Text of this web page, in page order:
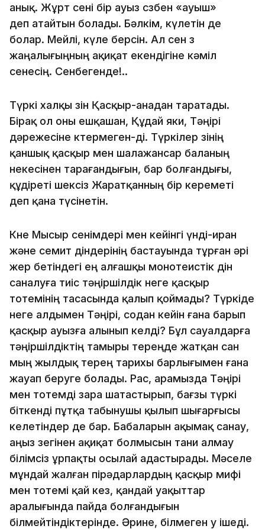
анық. Жұрт сенi бiр ауыз сөзбен «ауыш»
деп атайтын болады. Бәлкiм, күлетiн де
болар. Мейлi, күле берсiн. Ал сен өз
жаңалығыңның ақиқат екендiгiне кәмiл
сенесiң. Сенбегенде!..
Түркi халқы өзiн Қасқыр-анадан таратады.
Бiрақ ол оны ешқашан, Құдай яки, Тәңiрi
дәрежесiне көтермеген-дi. Түркiлер өзiнiң
қаншық қасқыр мен шалажансар баланың
некесiнен тарағандығын, бар бол­ғандығы,
құдiретi шексiз Жаратқанның бiр кереметi
деп қана түсiнетiн.
Көне Мысыр сенiмдерi мен кейiнгi үндi-иран
және семит дiндерiнiң бастауында тұрған әрi
жер бетiндегi ең алғашқы монотеистiк дiн
саналуға тиiс тәңiршiлдiк неге қасқыр
тотемiнiң тасасында қалып қоймады? Түркiде
неге алдымен Тәңiрi, содан кейiн ғана барып
қасқыр ауызға алынып келдi? Бұл сауалдарға
тәңiршiлдiктiң тамыры тереңде жатқан сан
мың жылдық терең тарихы барлығымен ғана
жауап беруге болады. Рас, арамызда Тәңiрi
мен тотемдi өзара шатастырып, бағзы түркi
бiткендi пұтқа табынушы қылып шығарғысы
келетiндер де бар. Бабаларын ақымақ санау,
аңыз өзегiнен ақиқат бол­­­­мы­­сын тани алмау
бiлiмсiз ұрпақты осылай адастырады. Мәселе
мұндай жалған пiрәдарлардың қасқыр мифi
мен тотемi қай кез, қандай уақыттар
аралығында пайда болғандығын
бiлмейтiндiктерiнде. Әрине, бiлмеген у iшедi.